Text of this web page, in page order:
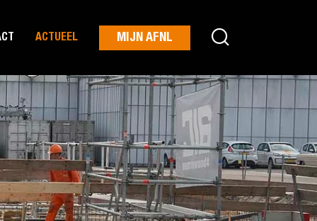
ACTUEEL MIJN AFNL